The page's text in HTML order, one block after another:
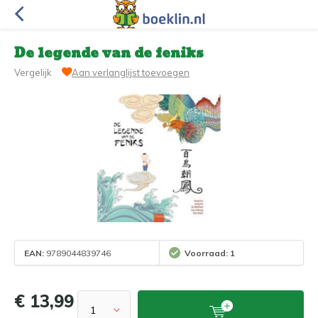
De legende van de feniks
Vergelijk Aan verlanglijst toevoegen
EAN: 9789044839746 Voorraad: 1
€ 13,99